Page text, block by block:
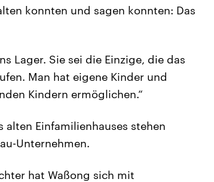
konnten und sagen konnten: Das
Lager. Sie sei die Einzige, die das
Man hat eigene Kinder und
Kindern ermöglichen.“
alten Einfamilienhauses stehen
Unternehmen.
hat Waßong sich mit